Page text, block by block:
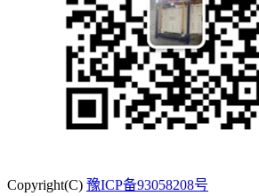
Copyright(C) 豫ICP备93058208号